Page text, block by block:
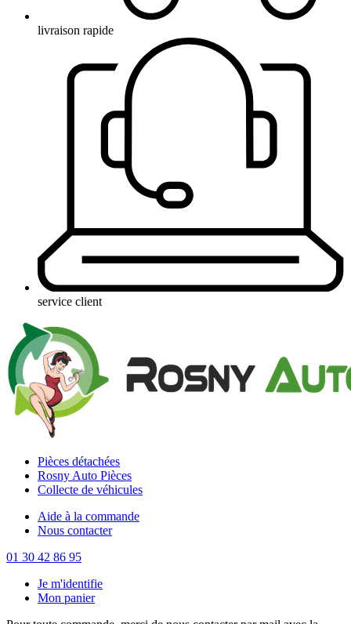
livraison rapide
service client
Pièces détachées
Rosny Auto Pièces
Collecte de véhicules
Aide à la commande
Nous contacter
01 30 42 86 95
Je m'identifie
Mon panier